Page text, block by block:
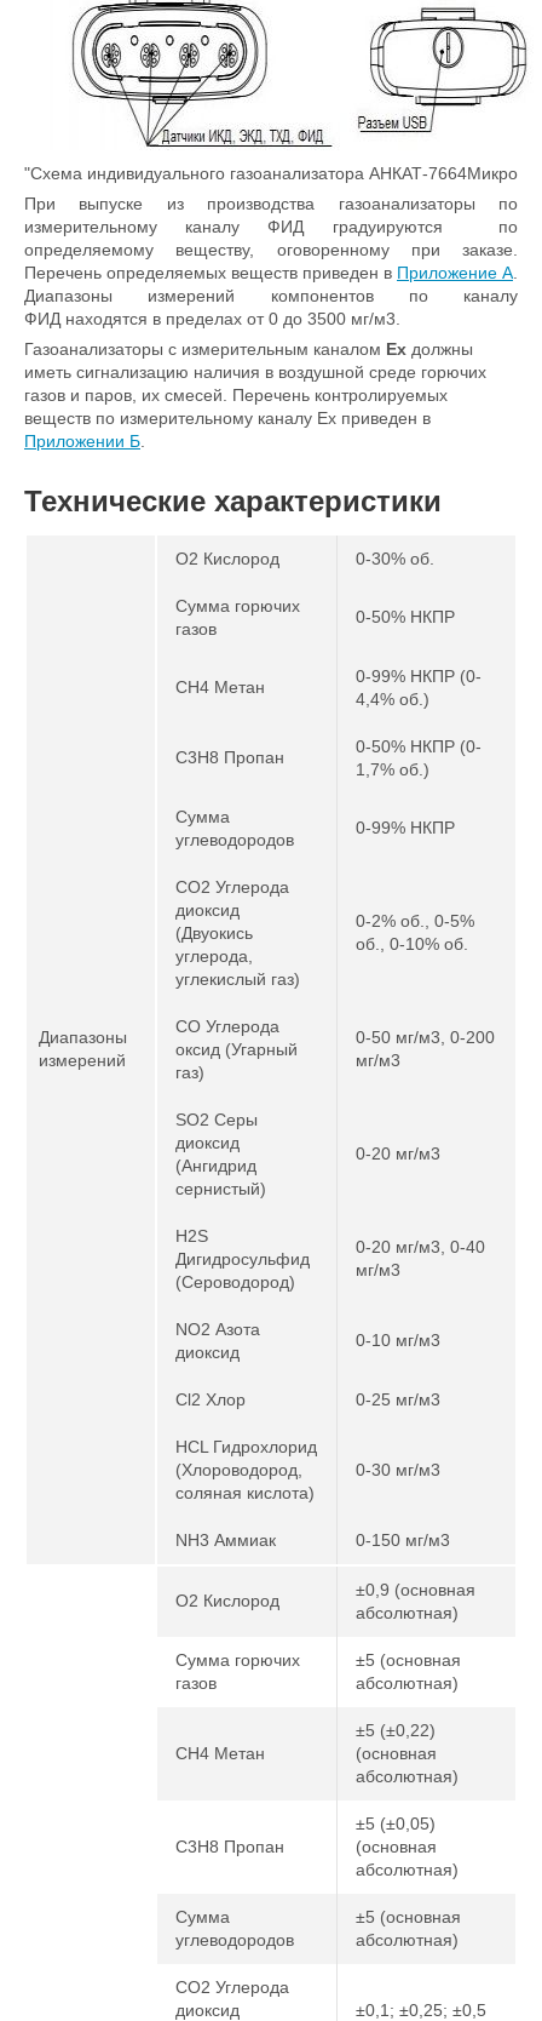
"Схема индивидуального газоанализатора АНКАТ-7664Микро
При выпуске из производства газоанализаторы по
измерительному каналу ФИД градуируются по
определяемому веществу, оговоренному при заказе.
Перечень определяемых веществ приведен в Приложение А
Диапазоны измерений компонентов по каналу
ФИД находятся в пределах от 0 до 3500 мг/м3.
Газоанализаторы с измерительным каналом Ех должны
иметь сигнализацию наличия в воздушной среде горючих
газов и паров, их смесей. Перечень контролируемых
веществ по измерительному каналу Ех приведен в
Приложении Б
Технические характеристики
Диапазоны
измерений
O2 Кислород 0-30% об.
Сумма горючих
газов
0-50% НКПР
CH4 Метан
0-99% НКПР (0-
4,4% об.)
C3H8 Пропан
0-50% НКПР (0-
1,7% об.)
Сумма
углеводородов
0-99% НКПР
CO2 Углерода
диоксид
(Двуокись
углерода,
углекислый газ)
0-2% об., 0-5%
об., 0-10% об.
CO Углерода
оксид (Угарный
газ)
0-50 мг/м3, 0-200
мг/м3
SO2 Серы
диоксид
(Ангидрид
сернистый)
0-20 мг/м3
H2S
Дигидросульфид
(Сероводород)
0-20 мг/м3, 0-40
мг/м3
NO2 Азота
диоксид
0-10 мг/м3
Cl2 Хлор 0-25 мг/м3
HCL Гидрохлорид
(Хлороводород,
соляная кислота)
0-30 мг/м3
NH3 Аммиак 0-150 мг/м3
O2 Кислород
±0,9 (основная
абсолютная)
Сумма горючих
газов
±5 (основная
абсолютная)
CH4 Метан
±5 (±0,22)
(основная
абсолютная)
C3H8 Пропан
±5 (±0,05)
(основная
абсолютная)
Сумма
углеводородов
±5 (основная
абсолютная)
CO2 Углерода
диоксид
±0,1; ±0,25; ±0,5